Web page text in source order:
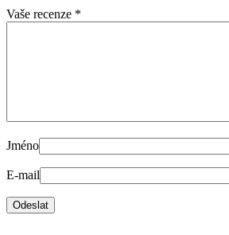
Vaše recenze *
Jméno
E-mail